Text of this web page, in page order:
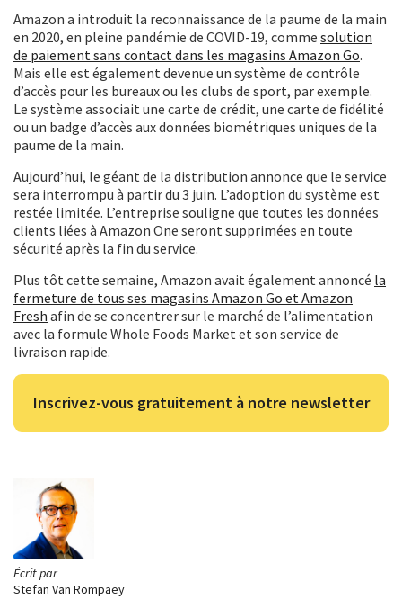
Écrit par
Stefan Van Rompaey
Amazon a introduit la reconnaissance de la paume de la main
en 2020, en pleine pandémie de COVID-19, comme solution
de paiement sans contact dans les magasins Amazon Go.
Mais elle est également devenue un système de contrôle
d’accès pour les bureaux ou les clubs de sport, par exemple.
Le système associait une carte de crédit, une carte de fidélité
ou un badge d’accès aux données biométriques uniques de la
paume de la main.
Aujourd’hui, le géant de la distribution annonce que le service
sera interrompu à partir du 3 juin. L’adoption du système est
restée limitée. L’entreprise souligne que toutes les données
clients liées à Amazon One seront supprimées en toute
sécurité après la fin du service.
Plus tôt cette semaine, Amazon avait également annoncé la
fermeture de tous ses magasins Amazon Go et Amazon
Fresh afin de se concentrer sur le marché de l’alimentation
avec la formule Whole Foods Market et son service de
livraison rapide.
Inscrivez-vous gratuitement à notre newsletter